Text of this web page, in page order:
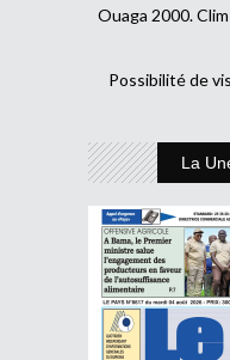
Ouaga 2000.
Possibilité de
La